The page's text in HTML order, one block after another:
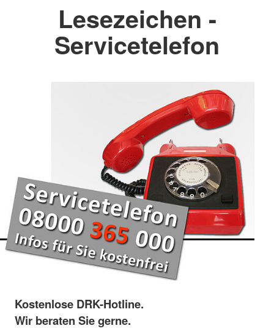
Lesezeichen -
Servicetelefon
Kostenlose DRK-Hotline.
Wir beraten Sie gerne.